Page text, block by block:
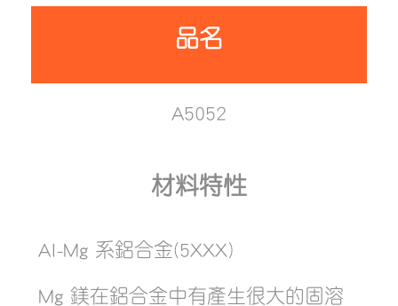
品名
A5052
材料特性
Al-Mg 系鋁合金(5XXX)
Mg 鎂在鋁合金中有產生很大的固溶